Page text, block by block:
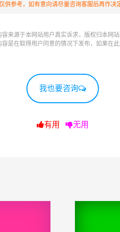
参考，如有意向请尽量咨询客服后再作决定
容来源于本网站用户真实诉求，版权归本网
容是在取得用户同意的情况下发布，如果在
我也要咨询
有用 无用